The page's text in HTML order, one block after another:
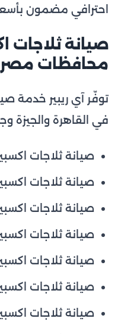
احترافي مضمون
صيانة ثلاجات
محافظات مصر
توفّر آي ريبير خدمة
في القاهرة والجيزة
صيانة ثلاجات
صيانة ثلاجات
صيانة ثلاجات
صيانة ثلاجات
صيانة ثلاجات
صيانة ثلاجات
صيانة ثلاجات